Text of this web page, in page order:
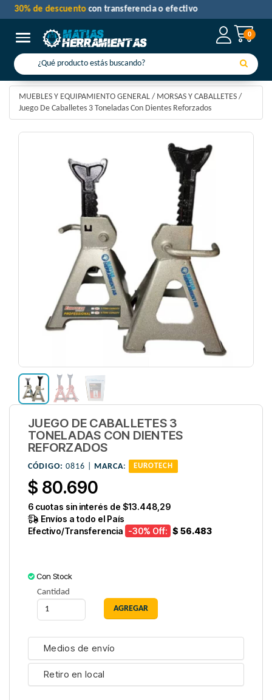
0
Toggle navigation
30% de descuentocon transferencia o efectivo
MUEBLES Y EQUIPAMIENTO GENERAL / MORSAS Y CABALLETES /
Juego De Caballetes 3 Toneladas Con Dientes Reforzados
JUEGO DE CABALLETES 3
TONELADAS CON DIENTES
REFORZADOS
CÓDIGO: 0816 | MARCA: EUROTECH
$ 80.690
6 cuotas sin interés de $13.448,29
Envíos a todo el País
Efectivo/Transferencia -30% Off: $ 56.483
Con Stock
Cantidad
Medios de envío
Retiro en local